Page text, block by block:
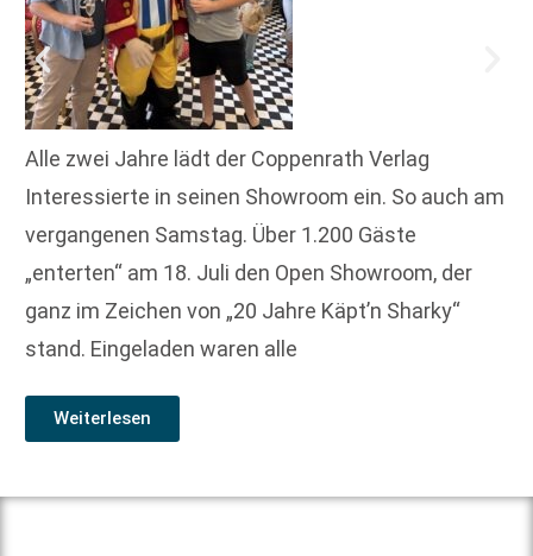
Alle zwei Jahre lädt der Coppenrath Verlag
Interessierte in seinen Showroom ein. So auch am
vergangenen Samstag. Über 1.200 Gäste
„enterten“ am 18. Juli den Open Showroom, der
ganz im Zeichen von „20 Jahre Käpt’n Sharky“
stand. Eingeladen waren alle
Weiterlesen